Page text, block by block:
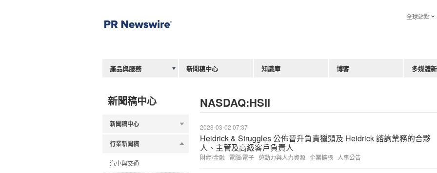
新聞稿中心
新聞稿中心
行業新聞稿
汽車與交通
NASDAQ:HSII
2023-03-02 07:37
Heidrick & Struggles 公佈晉升負責獵頭及 Heidrick 諮詢業務的合夥
人、主管及高級客戶負責人
財經/金融 電腦/電子 勞動力與人力資源 企業擴張 人事公告
全球站點
產品與服務 新聞稿中心 知識庫 博客 多媒體